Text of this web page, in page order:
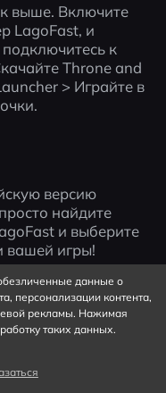
выше. Включите
LagoFast, и
к
Throne and
> Играйте в
версию
найдите
и выберите
вашей игры!
по игре в
сервере вы
язык в
данные о
персонализации контента,
рекламы. Нажимая
таких данных.